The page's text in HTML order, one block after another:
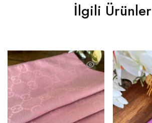
İlgili Ürünler